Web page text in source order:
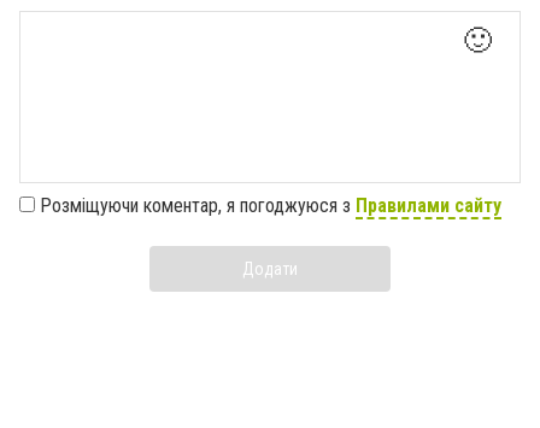
🙂
Розміщуючи коментар, я погоджуюся з Правилами сайту
Додати